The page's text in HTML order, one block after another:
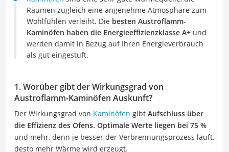
Räumen zugleich eine angenehme Atmosphäre zum
Wohlfühlen verleiht. Die besten Austroflamm-
Kaminöfen haben die Energieeffizienzklasse A+ und
werden damit in Bezug auf Ihren Energieverbrauch
als gut eingestuft.
1. Worüber gibt der Wirkungsgrad von
Austroflamm-Kaminöfen Auskunft?
Der Wirkungsgrad von Kaminöfen gibt Aufschluss über
die Effizienz des Ofens. Optimale Werte liegen bei 75 %
und mehr, denn je besser der Verbrennungsprozess läuft,
desto mehr Wärme wird erzeugt.